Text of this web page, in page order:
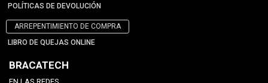
POLÍTICAS DE DEVOLUCIÓN
ARREPENTIMIENTO DE COMPRA
LIBRO DE QUEJAS ONLINE
BRACATECH